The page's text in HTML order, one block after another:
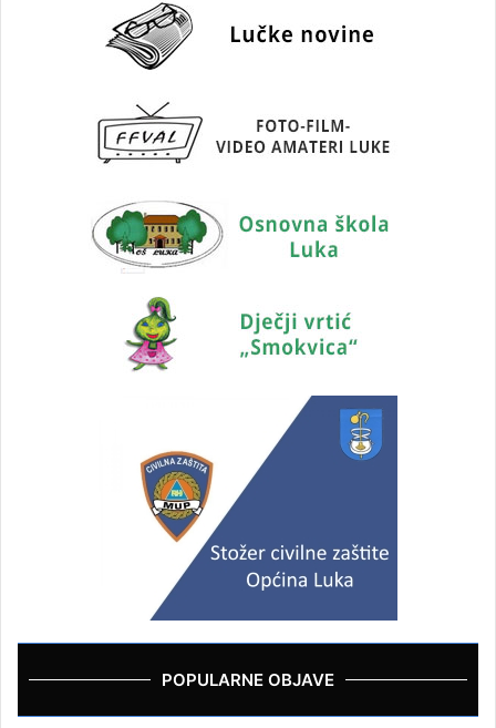
POPULARNE OBJAVE